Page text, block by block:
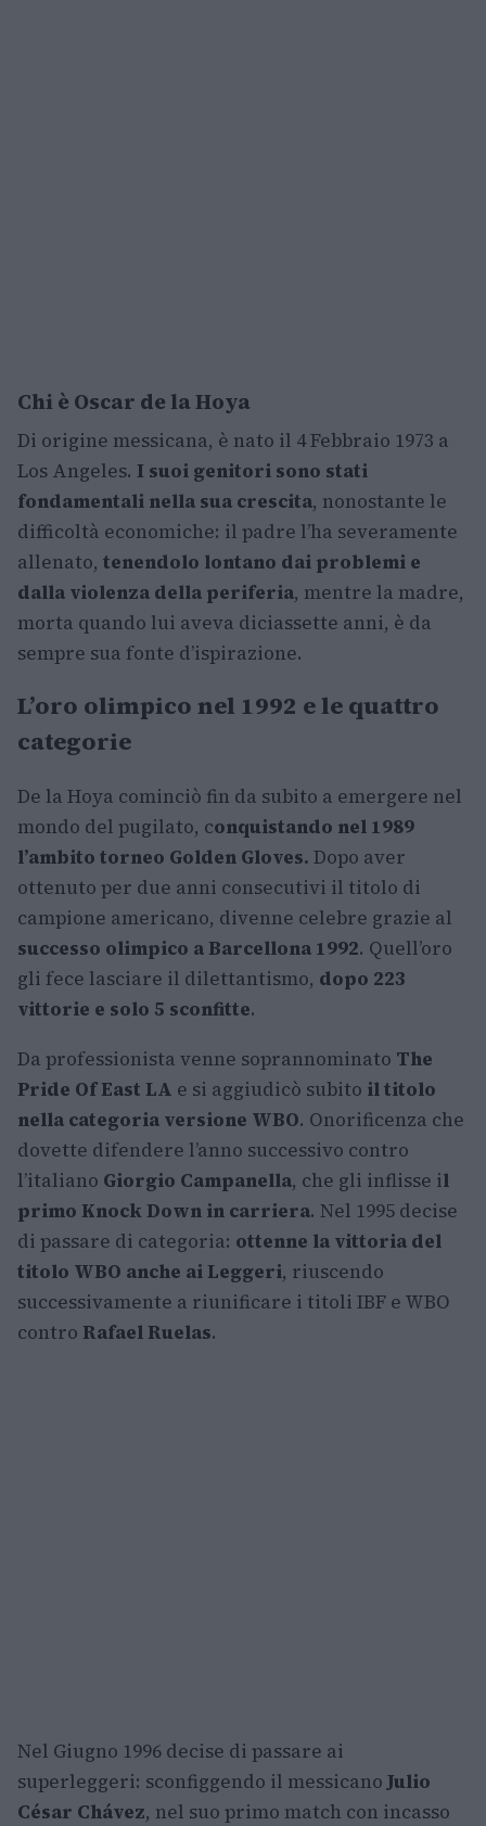
Chi è Oscar de la Hoya
Di origine messicana, è nato il 4 Febbraio 1973 a
Los Angeles. I suoi genitori sono stati
fondamentali nella sua crescita, nonostante le
difficoltà economiche: il padre l’ha severamente
allenato, tenendolo lontano dai problemi e
dalla violenza della periferia, mentre la madre,
morta quando lui aveva diciassette anni, è da
sempre sua fonte d’ispirazione.
L’oro olimpico nel 1992 e le quattro
categorie
De la Hoya cominciò fin da subito a emergere nel
mondo del pugilato, conquistando nel 1989
l’ambito torneo Golden Gloves. Dopo aver
ottenuto per due anni consecutivi il titolo di
campione americano, divenne celebre grazie al
successo olimpico a Barcellona 1992. Quell’oro
gli fece lasciare il dilettantismo, dopo 223
vittorie e solo 5 sconfitte.
Da professionista venne soprannominato The
Pride Of East LA e si aggiudicò subito il titolo
nella categoria versione WBO. Onorificenza che
dovette difendere l’anno successivo contro
l’italiano Giorgio Campanella, che gli inflisse il
primo Knock Down in carriera. Nel 1995 decise
di passare di categoria: ottenne la vittoria del
titolo WBO anche ai Leggeri, riuscendo
successivamente a riunificare i titoli IBF e WBO
contro Rafael Ruelas.
Nel Giugno 1996 decise di passare ai
superleggeri: sconfiggendo il messicanoJulio
César Chávez, nel suo primo match con incasso